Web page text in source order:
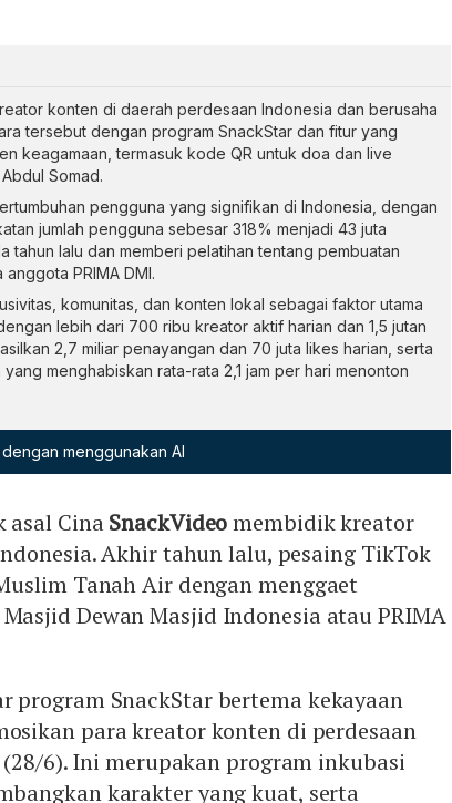
konten di daerah perdesaan Indonesia dan berusaha
tersebut dengan program SnackStar dan fitur yang
keagamaan, termasuk kode QR untuk doa dan live
Somad.
pengguna yang signifikan di Indonesia, dengan
jumlah pengguna sebesar 318% menjadi 43 juta
tahun lalu dan memberi pelatihan tentang pembuatan
PRIMA DMI.
komunitas, dan konten lokal sebagai faktor utama
lebih dari 700 ribu kreator aktif harian dan 1,5 jutan
2,7 miliar penayangan dan 70 juta likes harian, serta
menghabiskan rata-rata 2,1 jam per hari menonton
menggunakan AI
asal CinaSnackVideomembidik kreator
Akhir tahun lalu, pesaing TikTok
Tanah Air dengan menggaet
Dewan Masjid Indonesia atau PRIMA
program SnackStar bertema kekayaan
para kreator konten di perdesaan
6). Ini merupakan program inkubasi
karakter yang kuat, serta